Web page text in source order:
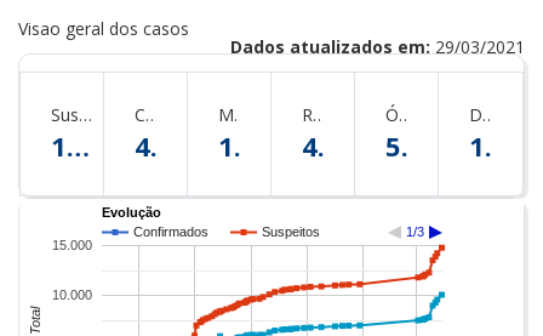
Dados atualizados em: 29/03/2021
Visao geral dos casos
Suspeitos
14789
Confirmados
4727
Monitorados
177
Recuperados
4493
Óbitos
57
Descartados
10062
Evolução
Confirmados
Suspeitos 1/3
10.000
15.000
Total